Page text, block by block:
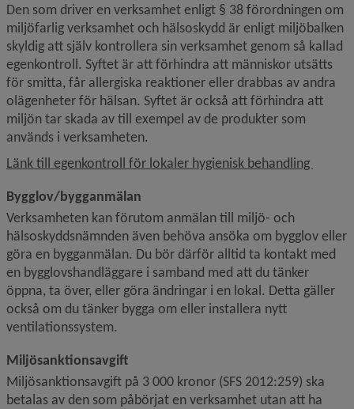
Den som driver en verksamhet enligt § 38 förordningen om
miljöfarlig verksamhet och hälsoskydd är enligt miljöbalken
skyldig att själv kontrollera sin verksamhet genom så kallad
egenkontroll. Syftet är att förhindra att människor utsätts
för smitta, får allergiska reaktioner eller drabbas av andra
olägenheter för hälsan. Syftet är också att förhindra att
miljön tar skada av till exempel av de produkter som
används i verksamheten.
Länk till egenkontroll för lokaler hygienisk behandling
Bygglov/bygganmälan
Verksamheten kan förutom anmälan till miljö- och
hälsoskyddsnämnden även behöva ansöka om bygglov eller
göra en bygganmälan. Du bör därför alltid ta kontakt med
en bygglovshandläggare i samband med att du tänker
öppna, ta över, eller göra ändringar i en lokal. Detta gäller
också om du tänker bygga om eller installera nytt
ventilationssystem.
Miljösanktionsavgift
Miljösanktionsavgift på 3 000 kronor (SFS 2012:259) ska
betalas av den som påbörjat en verksamhet utan att ha